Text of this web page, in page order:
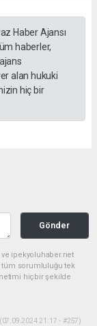
Haber Ajansı
haberler,
alan hukuki
hiç bir
Gönder
ve ipekyoluhaber.net
tüm sorumluluğu tek
hiçbir şekilde
(07.09.2024 21:17 - #257)